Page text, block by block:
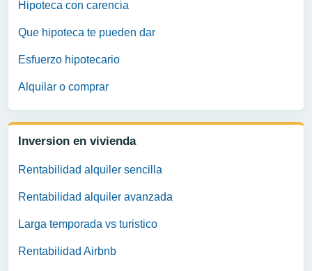
Hipoteca con carencia
Que hipoteca te pueden dar
Esfuerzo hipotecario
Alquilar o comprar
Inversion en vivienda
Rentabilidad alquiler sencilla
Rentabilidad alquiler avanzada
Larga temporada vs turistico
Rentabilidad Airbnb